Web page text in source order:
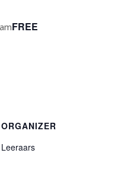
FREE
ORGANIZER
Leeraars